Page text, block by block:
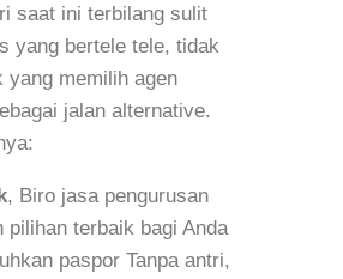
saat ini terbilang sulit
yang bertele tele, tidak
yang memilih agen
jalan alternative.
, Biro jasa pengurusan
pilihan terbaik bagi Anda
paspor Tanpa antri,